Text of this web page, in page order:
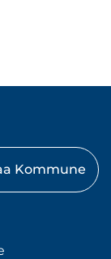
Kommune